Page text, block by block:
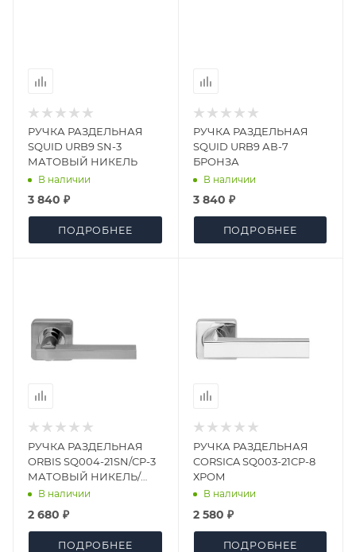
РУЧКА РАЗДЕЛЬНАЯ
SQUID URB9 SN-3
МАТОВЫЙ НИКЕЛЬ
В наличии
3 840 ₽
ПОДРОБНЕЕ
РУЧКА РАЗДЕЛЬНАЯ
SQUID URB9 АВ-7
БРОНЗА
В наличии
3 840 ₽
ПОДРОБНЕЕ
РУЧКА РАЗДЕЛЬНАЯ
ORBIS SQ004-21SN/CP-3
МАТОВЫЙ НИКЕЛЬ/
ХРОМ
В наличии
2 680 ₽
ПОДРОБНЕЕ
РУЧКА РАЗДЕЛЬНАЯ
CORSICA SQ003-21CP-8
ХРОМ
В наличии
2 580 ₽
ПОДРОБНЕЕ